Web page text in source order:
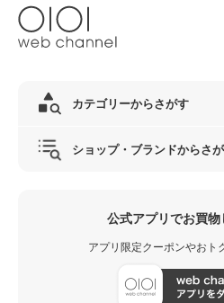
カテゴリーからさがす
ショップ・ブランドからさ
公式アプリでお買物
アプリ限定クーポンやおト